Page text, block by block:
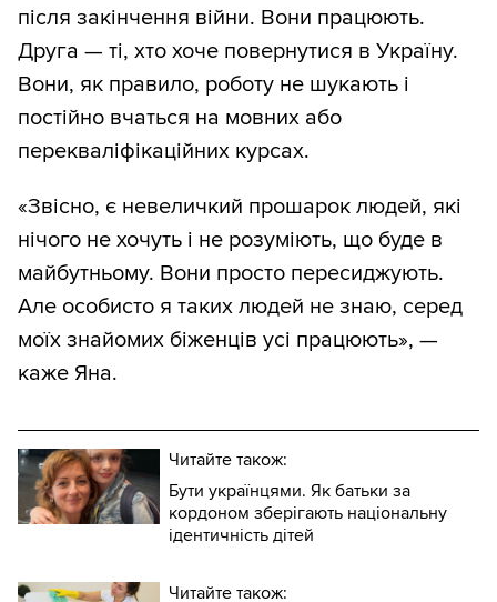
після закінчення війни. Вони працюють.
Друга — ті, хто хоче повернутися в Україну.
Вони, як правило, роботу не шукають і
постійно вчаться на мовних або
перекваліфікаційних курсах.
«Звісно, є невеличкий прошарок людей, які
нічого не хочуть і не розуміють, що буде в
майбутньому. Вони просто пересиджують.
Але особисто я таких людей не знаю, серед
моїх знайомих біженців усі працюють», —
каже Яна.
Читайте також:
Бути українцями. Як батьки за
кордоном зберігають національну
ідентичність дітей
Читайте також: